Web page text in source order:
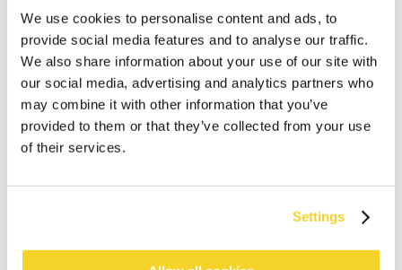
We use cookies to personalise content and ads, to
provide social media features and to analyse our traffic.
We also share information about your use of our site with
our social media, advertising and analytics partners who
may combine it with other information that you’ve
provided to them or that they’ve collected from your use
of their services.
Settings
IN DEN WARENKORB
Bestellungen, die vor 12 Uhr MEZ (Montag bis
Tag versandt